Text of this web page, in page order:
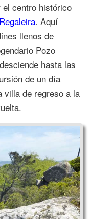
centro histórico
. Aquí
llenos de
Pozo
hasta las
de un día
villa de regreso a la